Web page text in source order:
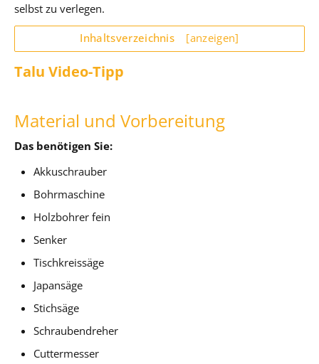
selbst zu verlegen.
Inhaltsverzeichnis [anzeigen]
Talu Video-Tipp
Material und Vorbereitung
Das benötigen Sie:
Akkuschrauber
Bohrmaschine
Holzbohrer fein
Senker
Tischkreissäge
Japansäge
Stichsäge
Schraubendreher
Cuttermesser